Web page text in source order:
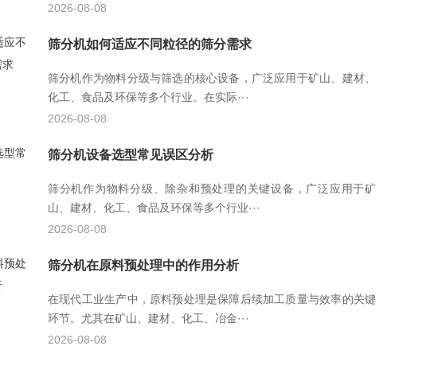
2026-08-08
筛分机如何适应不同粒径的筛分需求
筛分机作为物料分级与筛选的核心设备，广泛应用于矿山、建材、
化工、食品及环保等多个行业。在实际···
2026-08-08
筛分机设备选型常见误区分析
筛分机作为物料分级、除杂和预处理的关键设备，广泛应用于矿
山、建材、化工、食品及环保等多个行业···
2026-08-08
筛分机在原料预处理中的作用分析
在现代工业生产中，原料预处理是保障后续加工质量与效率的关键
环节。尤其在矿山、建材、化工、冶金···
2026-08-08